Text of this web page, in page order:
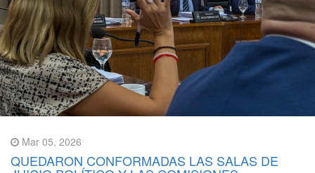
Mar 05, 2026
QUEDARON CONFORMADAS LAS SALAS DE